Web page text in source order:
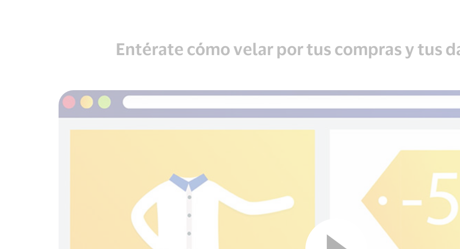
Entérate cómo velar por tus compras y tus